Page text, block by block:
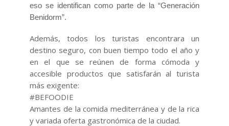
eso se identifican como parte de la “Generación
Benidorm”.
Además, todos los turistas encontrara un
destino seguro, con buen tiempo todo el año y
en el que se reúnen de forma cómoda y
accesible productos que satisfarán al turista
más exigente:
#BEFOODIE
Amantes de la comida mediterránea y de la rica
y variada oferta gastronómica de la ciudad.